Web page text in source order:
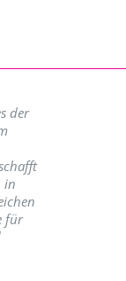
der
in
für